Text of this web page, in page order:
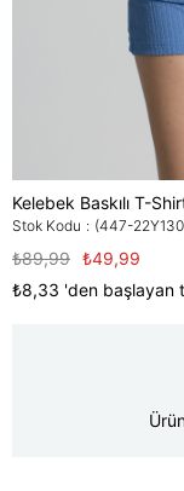
Kelebek Baskılı T-
Stok Kodu (447-
₺89,99 ₺49,99
₺8,33 'den başlayan